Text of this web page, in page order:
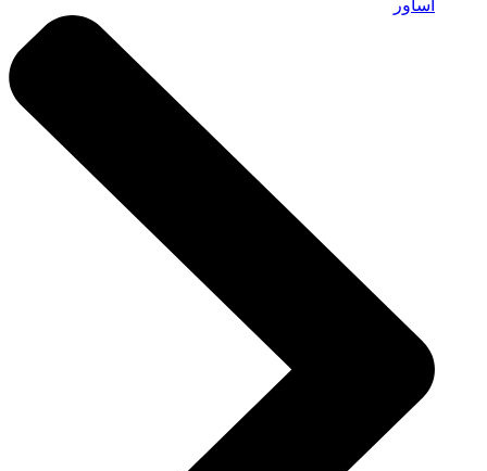
أساور